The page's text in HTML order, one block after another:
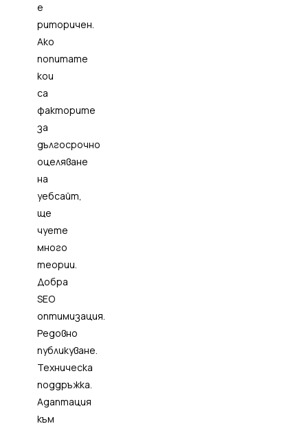
е
риторичен.
Ако
попитате
кои
са
факторите
за
дългосрочно
оцеляване
на
уебсайт,
ще
чуете
много
теории.
Добра
SEO
оптимизация.
Редовно
публикуване.
Техническа
поддръжка.
Адаптация
към